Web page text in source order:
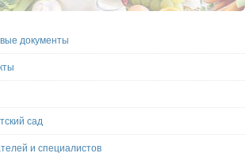
документы
сад
и специалистов